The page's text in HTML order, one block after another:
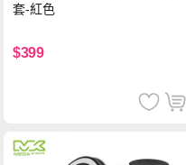
套-紅色
$399